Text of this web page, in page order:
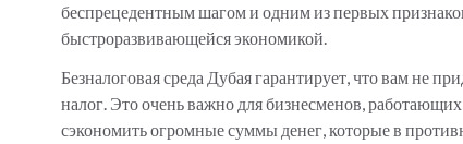
беспрецедентным шагом и одним из первых
быстроразвивающейся экономикой.
Безналоговая среда Дубая гарантирует, что вам не
налог. Это очень важно для бизнесменов,
сэкономить огромные суммы денег, которые в